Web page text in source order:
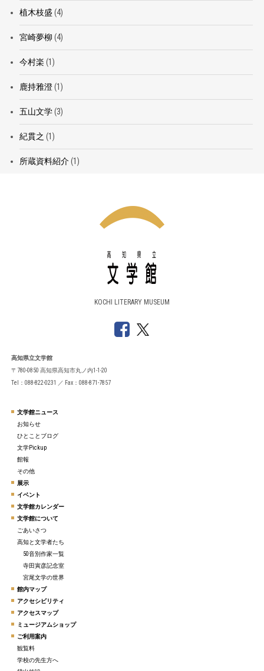
植木枝盛 (4)
宮崎夢柳 (4)
今村楽 (1)
鹿持雅澄(1)
五山文学(3)
紀貫之 (1)
所蔵資料紹介(1)
KOCHI LITERARY MUSEUM
高知県立文学館
〒780-0850 高知県高知市丸ノ内1-1-20
Tel：088-822-0231 ／ Fax：088-871-7857
文学館ニュース
お知らせ
ひとことブログ
文学Pickup
館報
その他
展示
イベント
文学館カレンダー
文学館について
ごあいさつ
高知と文学者たち
50音別作家一覧
寺田寅彦記念室
宮尾文学の世界
館内マップ
アクセシビリティ
アクセスマップ
ミュージアムショップ
ご利用案内
観覧料
学校の先生方へ